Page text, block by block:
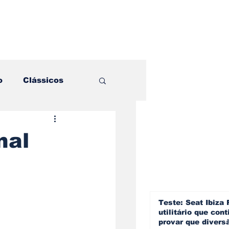
Clássicos
e Comparativos
Teste: Seat Ibiza
utilitário que
provar que